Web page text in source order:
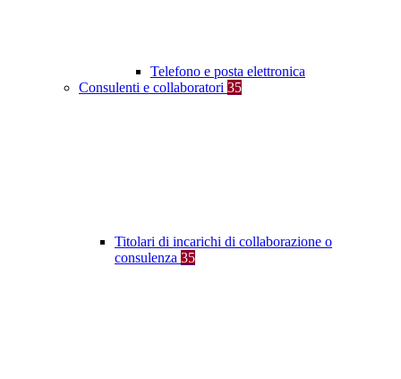
Telefono e posta elettronica
Consulenti e collaboratori 35
Titolari di incarichi di collaborazione o
consulenza 35